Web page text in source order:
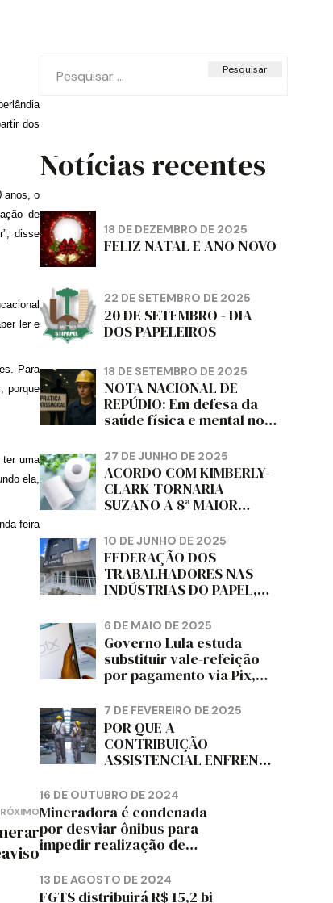
dos
anos, o
de
disse
ler e
Para
porque
ter uma
ela,
feira
por:
Notícias recentes
18 DE DEZEMBRO DE 2025
FELIZ NATAL E ANO NOVO
22 DE SETEMBRO DE 2025
20 DE SETEMBRO - DIA
DOS PAPELEIROS
18 DE SETEMBRO DE 2025
NOTA NACIONAL DE
REPÚDIO: Em defesa da
saúde física e mental no
da dignidade sindical.
27 DE JUNHO DE 2025
ACORDO COM KIMBERLY-
CLARK TORNARIA
SUZANO A 8ª MAIOR
HIGIÊNICO DO MUNDO,
DIZ FITCH
10 DE JUNHO DE 2025
FEDERAÇÃO DOS
TRABALHADORES NAS
INDÚSTRIAS DO PAPEL,
CORTIÇA E ARTEFATOS
DE PAPEL DO ESTADO DO
PARANÁ – FETRAPEL-PR
6 DE MAIO DE 2025
Governo Lula estuda
substituir vale-refeição
por pagamento via Pix,
7 DE FEVEREIRO DE 2025
POR QUE A
CONTRIBUIÇÃO
ASSISTENCIAL ENFRENTA
TRABALHADORES?
16 DE OUTUBRO DE 2024
Mineradora é condenada
por desviar ônibus para
impedir realização de
13 DE AGOSTO DE 2024
FGTS distribuirá R$ 15,2 bi